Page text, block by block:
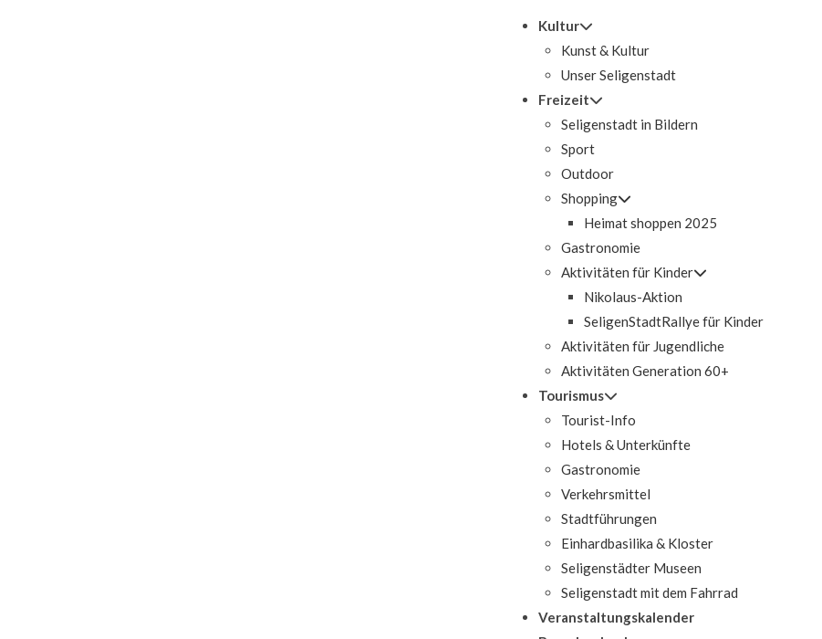
Kultur
Kunst & Kultur
Unser Seligenstadt
Freizeit
Seligenstadt in Bildern
Sport
Outdoor
Shopping
Heimat shoppen 2025
Gastronomie
Aktivitäten für Kinder
Nikolaus-Aktion
SeligenStadtRallye für Kinder
Aktivitäten für Jugendliche
Aktivitäten Generation 60+
Tourismus
Tourist-Info
Hotels & Unterkünfte
Gastronomie
Verkehrsmittel
Stadtführungen
Einhardbasilika & Kloster
Seligenstädter Museen
Seligenstadt mit dem Fahrrad
Veranstaltungskalender